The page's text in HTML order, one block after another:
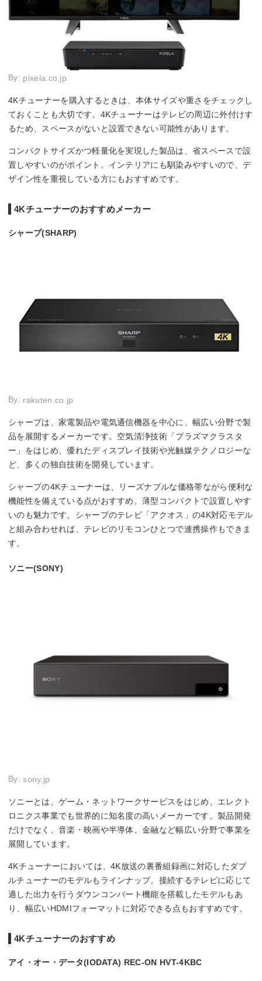
By: pixela.co.jp
4Kチューナーを購入するときは、本体サイズや重さをチェックし
ておくことも大切です。4Kチューナーはテレビの周辺に外付けす
るため、スペースがないと設置できない可能性があります。
コンパクトサイズかつ軽量化を実現した製品は、省スペースで設
置しやすいのがポイント。インテリアにも馴染みやすいので、デ
ザイン性を重視している方にもおすすめです。
4Kチューナーのおすすめメーカー
シャープ(SHARP)
By: rakuten.co.jp
シャープは、家電製品や電気通信機器を中心に、幅広い分野で製
品を展開するメーカーです。空気清浄技術「プラズマクラスタ
ー」をはじめ、優れたディスプレイ技術や光触媒テクノロジーな
ど、多くの独自技術を開発しています。
シャープの4Kチューナーは、リーズナブルな価格帯ながら便利な
機能性を備えている点がおすすめ。薄型コンパクトで設置しやす
いのも魅力です。シャープのテレビ「アクオス」の4K対応モデル
と組み合わせれば、テレビのリモコンひとつで連携操作もできま
す。
ソニー(SONY)
By: sony.jp
ソニーとは、ゲーム・ネットワークサービスをはじめ、エレクト
ロニクス事業でも世界的に知名度の高いメーカーです。製品開発
だけでなく、音楽・映画や半導体、金融など幅広い分野で事業を
展開しています。
4Kチューナーにおいては、4K放送の裏番組録画に対応したダブ
ルチューナーのモデルもラインナップ。接続するテレビに応じて
適した出力を行うダウンコンバート機能を搭載したモデルもあ
り、幅広いHDMIフォーマットに対応できる点もおすすめです。
4Kチューナーのおすすめ
アイ・オー・データ(IODATA) REC-ON HVT-4KBC